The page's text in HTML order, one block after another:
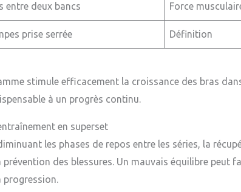
entre deux bancs Force
prise serrée Définition
stimule efficacement la croissance des bras
à un progrès continu.
en superset
les phases de repos entre les séries, la
des blessures. Un mauvais équilibre peut
progression.